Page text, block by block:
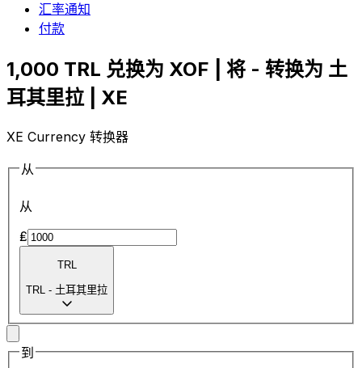
汇率通知
付款
1,000 TRL 兑换为 XOF | 将 - 转换为 土
耳其里拉 | XE
XE Currency 转换器
从
从
₤
TRL
TRL - 土耳其里拉
到